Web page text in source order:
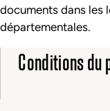
documents dans les
départementales.
Conditions du